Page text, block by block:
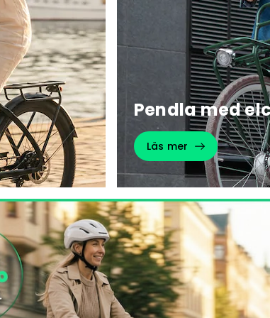
Pendla med
Läs mer